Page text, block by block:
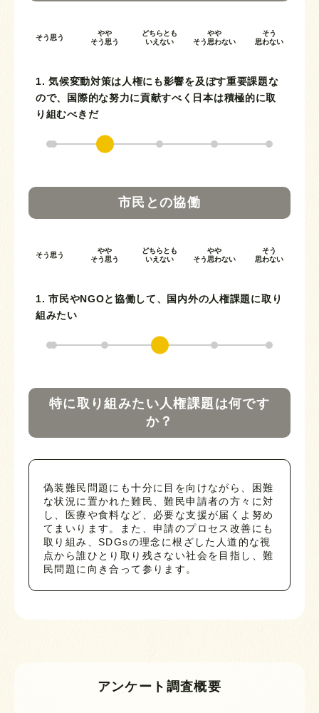
そう思う
やや
そう思う
どちらとも
いえない
やや
そう思わない
そう
思わない
1. 気候変動対策は人権にも影響を及ぼす重要課題な
ので、国際的な努力に貢献すべく日本は積極的に取
り組むべきだ
市民との協働
そう思う
やや
そう思う
どちらとも
いえない
やや
そう思わない
そう
思わない
1. 市民やNGOと協働して、国内外の人権課題に取り
組みたい
特に取り組みたい人権課題は何です
か？
偽装難民問題にも十分に目を向けながら、困難
な状況に置かれた難民、難民申請者の方々に対
し、医療や食料など、必要な支援が届くよ努め
てまいります。また、申請のプロセス改善にも
取り組み、SDGsの理念に根ざした人道的な視
点から誰ひとり取り残さない社会を目指し、難
民問題に向き合って参ります。
アンケート調査概要